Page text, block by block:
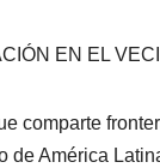
EN EL
comparte
de América